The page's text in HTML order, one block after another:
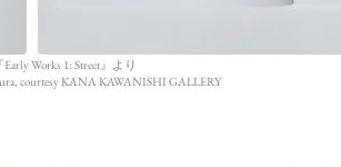
『Early Works 1: Street』より
courtesy KANA KAWANISHI GALLERY